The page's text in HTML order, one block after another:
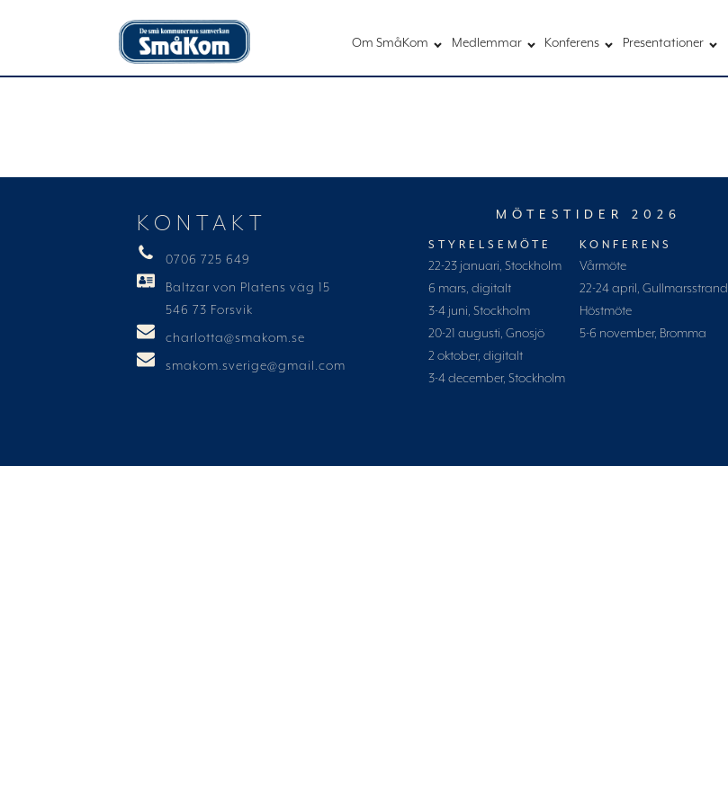
Om SmåKom Medlemmar Konferens Presentationer
KONTAKT
0706 725 649
Baltzar von Platens väg 15
546 73 Forsvik
charlotta@smakom.se
smakom.sverige@gmail.com
MÖTESTIDER 2026
STYRELSEMÖTE
22-23 januari, Stockholm
6 mars, digitalt
3-4 juni, Stockholm
20-21 augusti, Gnosjö
2 oktober, digitalt
3-4 december, Stockholm
KONFERENS
Vårmöte
22-24 april, Gullmarsstrand
Höstmöte
5-6 november, Bromma